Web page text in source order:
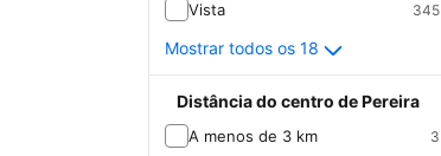
Vista 345
Mostrar todos os 18
Distância do centro de Pereira
A menos de 3 km 3